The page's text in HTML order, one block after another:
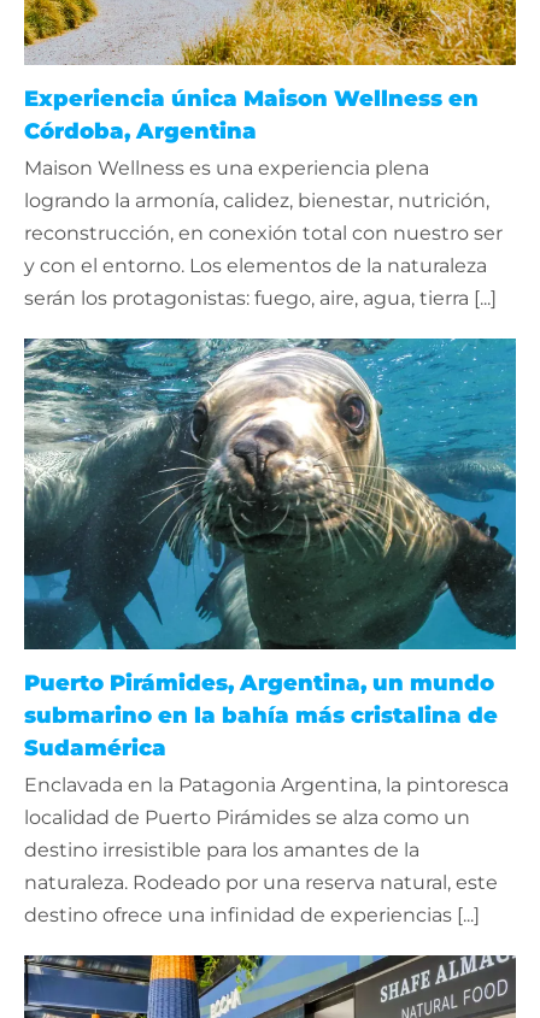
Experiencia única Maison Wellness en
Córdoba, Argentina
Maison Wellness es una experiencia plena
logrando la armonía, calidez, bienestar, nutrición,
reconstrucción, en conexión total con nuestro ser
y con el entorno. Los elementos de la naturaleza
serán los protagonistas: fuego, aire, agua, tierra [...]
Puerto Pirámides, Argentina, un mundo
submarino en la bahía más cristalina de
Sudamérica
Enclavada en la Patagonia Argentina, la pintoresca
localidad de Puerto Pirámides se alza como un
destino irresistible para los amantes de la
naturaleza. Rodeado por una reserva natural, este
destino ofrece una infinidad de experiencias [...]